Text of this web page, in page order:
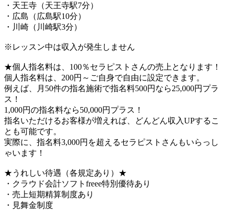
・天王寺（天王寺駅7分）
・広島（広島駅10分）
・川崎（川崎駅3分）
※レッスン中は収入が発生しません
★個人指名料は、100％セラピストさんの売上となります！
個人指名料は、200円～ご自身で自由に設定できます。
例えば、月50件の指名施術で指名料500円なら25,000円プラ
ス！
1,000円の指名料なら50,000円プラス！
指名いただけるお客様が増えれば、どんどん収入UPするこ
とも可能です。
実際に、指名料3,000円を超えるセラピストさんもいらっし
ゃいます！
★うれしい待遇（各規定あり）★
・クラウド会計ソフトfreee特別優待あり
・売上短期精算制度あり
・見舞金制度